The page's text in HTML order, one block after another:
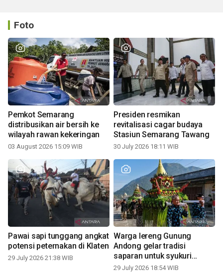
Foto
Pemkot Semarang
distribusikan air bersih ke
wilayah rawan kekeringan
03 August 2026 15:09 WIB
Presiden resmikan
revitalisasi cagar budaya
Stasiun Semarang Tawang
30 July 2026 18:11 WIB
Pawai sapi tunggang angkat
potensi peternakan di Klaten
29 July 2026 21:38 WIB
Warga lereng Gunung
Andong gelar tradisi
saparan untuk syukuri
panen
29 July 2026 18:54 WIB